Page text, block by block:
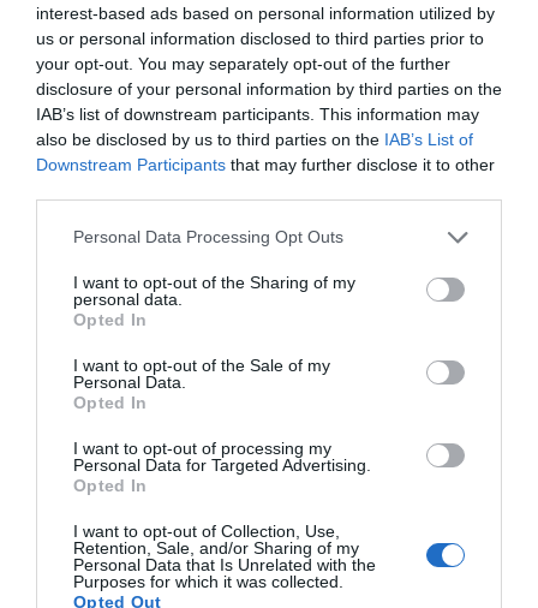
interest-based ads based on personal information utilized by
us or personal information disclosed to third parties prior to
your opt-out. You may separately opt-out of the further
disclosure of your personal information by third parties on the
IAB’s list of downstream participants. This information may
also be disclosed by us to third parties on the IAB’s List of
Downstream Participants that may further disclose it to other
Personal Data Processing Opt Outs
I want to opt-out of the Sharing of my
personal data.
Opted In
I want to opt-out of the Sale of my
Personal Data.
Opted In
I want to opt-out of processing my
Personal Data for Targeted Advertising.
Opted In
I want to opt-out of Collection, Use,
Retention, Sale, and/or Sharing of my
Personal Data that Is Unrelated with the
Purposes for which it was collected.
Opted Out
2.36 kmdal centro
Favoloso 8.9/10
TARIFFE
Hotel San Pietro
1.74 km
Eccellente 9.2
490 m
TARIFFE
2.11 kmdal centro
Favoloso 8.5 /10